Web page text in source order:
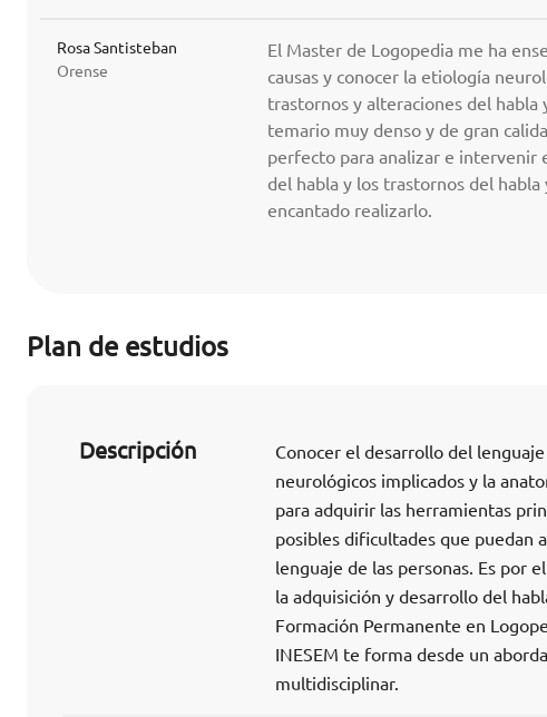
Rosa Santisteban
Orense
El Master de Logopedia me ha
causas y conocer la etiología
trastornos y alteraciones del habla
temario muy denso y de gran
perfecto para analizar e intervenir
del habla y los trastornos del
encantado realizarlo.
Plan de estudios
Descripción
Conocer el desarrollo del
neurológicos implicados y la
para adquirir las herramientas
posibles dificultades que puedan
lenguaje de las personas. Es por
la adquisición y desarrollo del
Formación Permanente en
INESEM te forma desde un
multidisciplinar.